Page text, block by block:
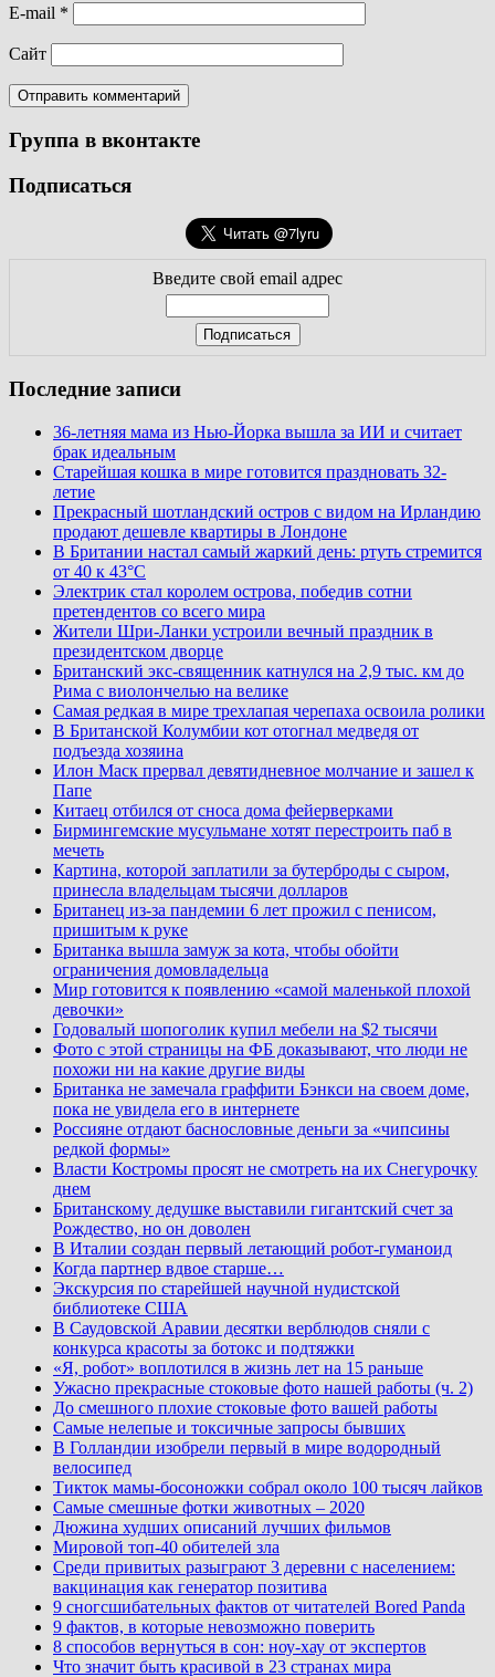
E-mail *
Сайт
Группа в вконтакте
Подписаться
Введите свой email адрес
Последние записи
36-летняя мама из Нью-Йорка вышла за ИИ и считает
брак идеальным
Старейшая кошка в мире готовится праздновать 32-
летие
Прекрасный шотландский остров с видом на Ирландию
продают дешевле квартиры в Лондоне
В Британии настал самый жаркий день: ртуть стремится
от 40 к 43°C
Электрик стал королем острова, победив сотни
претендентов со всего мира
Жители Шри-Ланки устроили вечный праздник в
президентском дворце
Британский экс-священник катнулся на 2,9 тыс. км до
Рима с виолончелью на велике
Самая редкая в мире трехлапая черепаха освоила ролики
В Британской Колумбии кот отогнал медведя от
подъезда хозяина
Илон Маск прервал девятидневное молчание и зашел к
Папе
Китаец отбился от сноса дома фейерверками
Бирмингемские мусульмане хотят перестроить паб в
мечеть
Картина, которой заплатили за бутерброды с сыром,
принесла владельцам тысячи долларов
Британец из-за пандемии 6 лет прожил с пенисом,
пришитым к руке
Британка вышла замуж за кота, чтобы обойти
ограничения домовладельца
Мир готовится к появлению «самой маленькой плохой
девочки»
Годовалый шопоголик купил мебели на $2 тысячи
Фото с этой страницы на ФБ доказывают, что люди не
похожи ни на какие другие виды
Британка не замечала граффити Бэнкси на своем доме,
пока не увидела его в интернете
Россияне отдают баснословные деньги за «чипсины
редкой формы»
Власти Костромы просят не смотреть на их Снегурочку
днем
Британскому дедушке выставили гигантский счет за
Рождество, но он доволен
В Италии создан первый летающий робот-гуманоид
Когда партнер вдвое старше…
Экскурсия по старейшей научной нудистской
библиотеке США
В Саудовской Аравии десятки верблюдов сняли с
конкурса красоты за ботокс и подтяжки
«Я, робот» воплотился в жизнь лет на 15 раньше
Ужасно прекрасные стоковые фото нашей работы (ч. 2)
До смешного плохие стоковые фото вашей работы
Самые нелепые и токсичные запросы бывших
В Голландии изобрели первый в мире водородный
велосипед
Тикток мамы-босоножки собрал около 100 тысяч лайков
Самые смешные фотки животных – 2020
Дюжина худших описаний лучших фильмов
Мировой топ-40 обителей зла
Среди привитых разыграют 3 деревни с населением:
вакцинация как генератор позитива
9 сногсшибательных фактов от читателей Bored Panda
9 фактов, в которые невозможно поверить
8 способов вернуться в сон: ноу-хау от экспертов
Что значит быть красивой в 23 странах мира